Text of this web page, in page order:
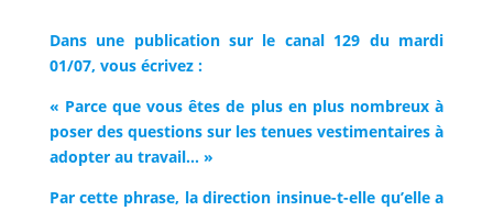
Dans une publication sur le canal 129 du mardi
01/07, vous écrivez :
« Parce que vous êtes de plus en plus nombreux à
poser des questions sur les tenues vestimentaires à
adopter au travail… »
Par cette phrase, la direction insinue-t-elle qu’elle a